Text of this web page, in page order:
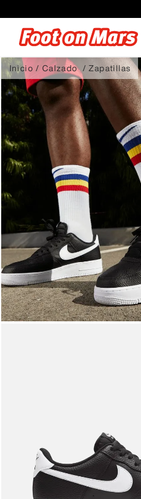
Calzado Zapatillas